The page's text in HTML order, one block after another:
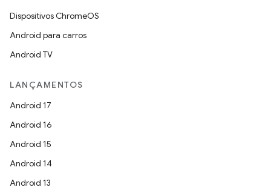
Dispositivos ChromeOS
Android para carros
Android TV
LANÇAMENTOS
Android 17
Android 16
Android 15
Android 14
Android 13